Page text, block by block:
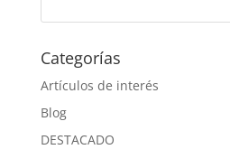
Categorías
Artículos de interés
Blog
DESTACADO